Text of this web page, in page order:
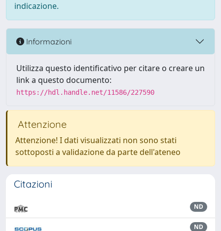
indicazione.
Informazioni
Utilizza questo identificativo per citare o creare un
link a questo documento:
https://hdl.handle.net/11586/227590
Attenzione
Attenzione! I dati visualizzati non sono stati
sottoposti a validazione da parte dell'ateneo
Citazioni
ND
ND